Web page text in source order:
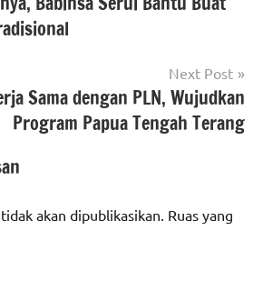
Next Post
Sama dengan PLN, Wujudkan
Program Papua Tengah Terang
akan dipublikasikan. Ruas yang